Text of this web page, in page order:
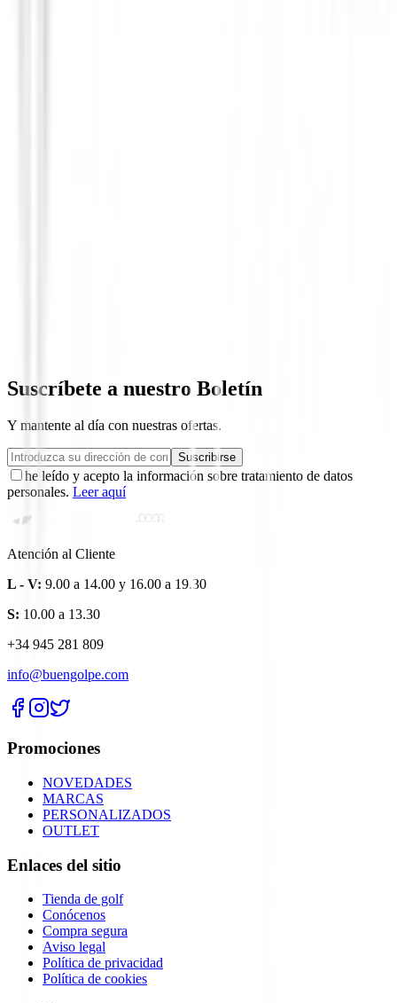
Suscríbete a nuestro Boletín
Y mantente al día con nuestras ofertas.
Suscribirse
he leído y acepto la información sobre tratamiento de datos
personales. Leer aquí
Atención al Cliente
L - V: 9.00 a 14.00 y 16.00 a 19.30
S: 10.00 a 13.30
+34 945 281 809
info@buengolpe.com
Promociones
NOVEDADES
MARCAS
PERSONALIZADOS
OUTLET
Enlaces del sitio
Tienda de golf
Conócenos
Compra segura
Aviso legal
Política de privacidad
Política de cookies